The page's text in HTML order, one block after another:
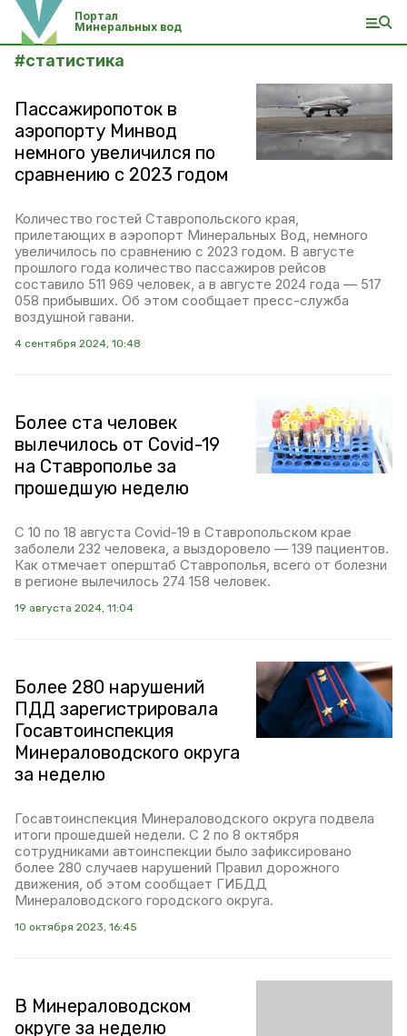
Портал
Минеральных вод
#статистика
Пассажиропоток в
аэропорту Минвод
немного увеличился по
сравнению с 2023 годом
Количество гостей Ставропольского края,
прилетающих в аэропорт Минеральных Вод, немного
увеличилось по сравнению с 2023 годом. В августе
прошлого года количество пассажиров рейсов
составило 511 969 человек, а в августе 2024 года — 517
058 прибывших. Об этом сообщает пресс-служба
воздушной гавани.
4 сентября 2024, 10:48
Более ста человек
вылечилось от Covid-19
на Ставрополье за
прошедшую неделю
С 10 по 18 августа Covid-19 в Ставропольском крае
заболели 232 человека, а выздоровело — 139 пациентов.
Как отмечает оперштаб Ставрополья, всего от болезни
в регионе вылечилось 274 158 человек.
19 августа 2024, 11:04
Более 280 нарушений
ПДД зарегистрировала
Госавтоинспекция
Минераловодского округа
за неделю
Госавтоинспекция Минераловодского округа подвела
итоги прошедшей недели. С 2 по 8 октября
сотрудниками автоинспекции было зафиксировано
более 280 случаев нарушений Правил дорожного
движения, об этом сообщает ГИБДД
Минераловодского городского округа.
10 октября 2023, 16:45
В Минераловодском
округе за неделю